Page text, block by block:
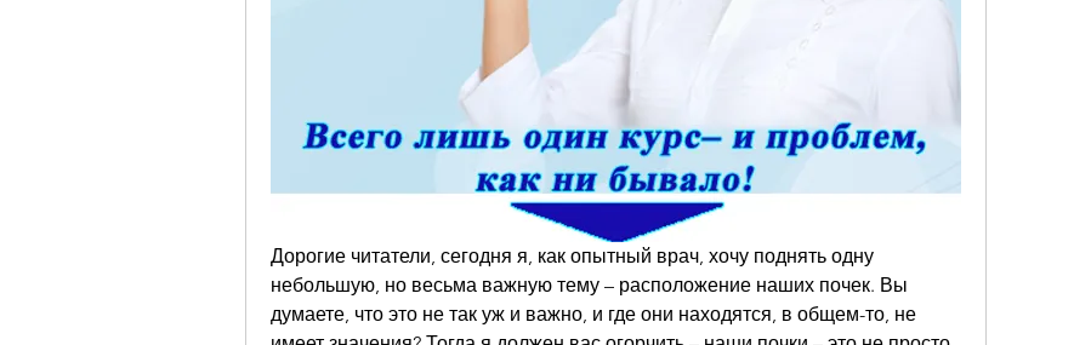
Дорогие читатели, сегодня я, как опытный врач, хочу поднять одну
небольшую, но весьма важную тему – расположение наших почек. Вы
думаете, что это не так уж и важно, и где они находятся, в общем-то, не